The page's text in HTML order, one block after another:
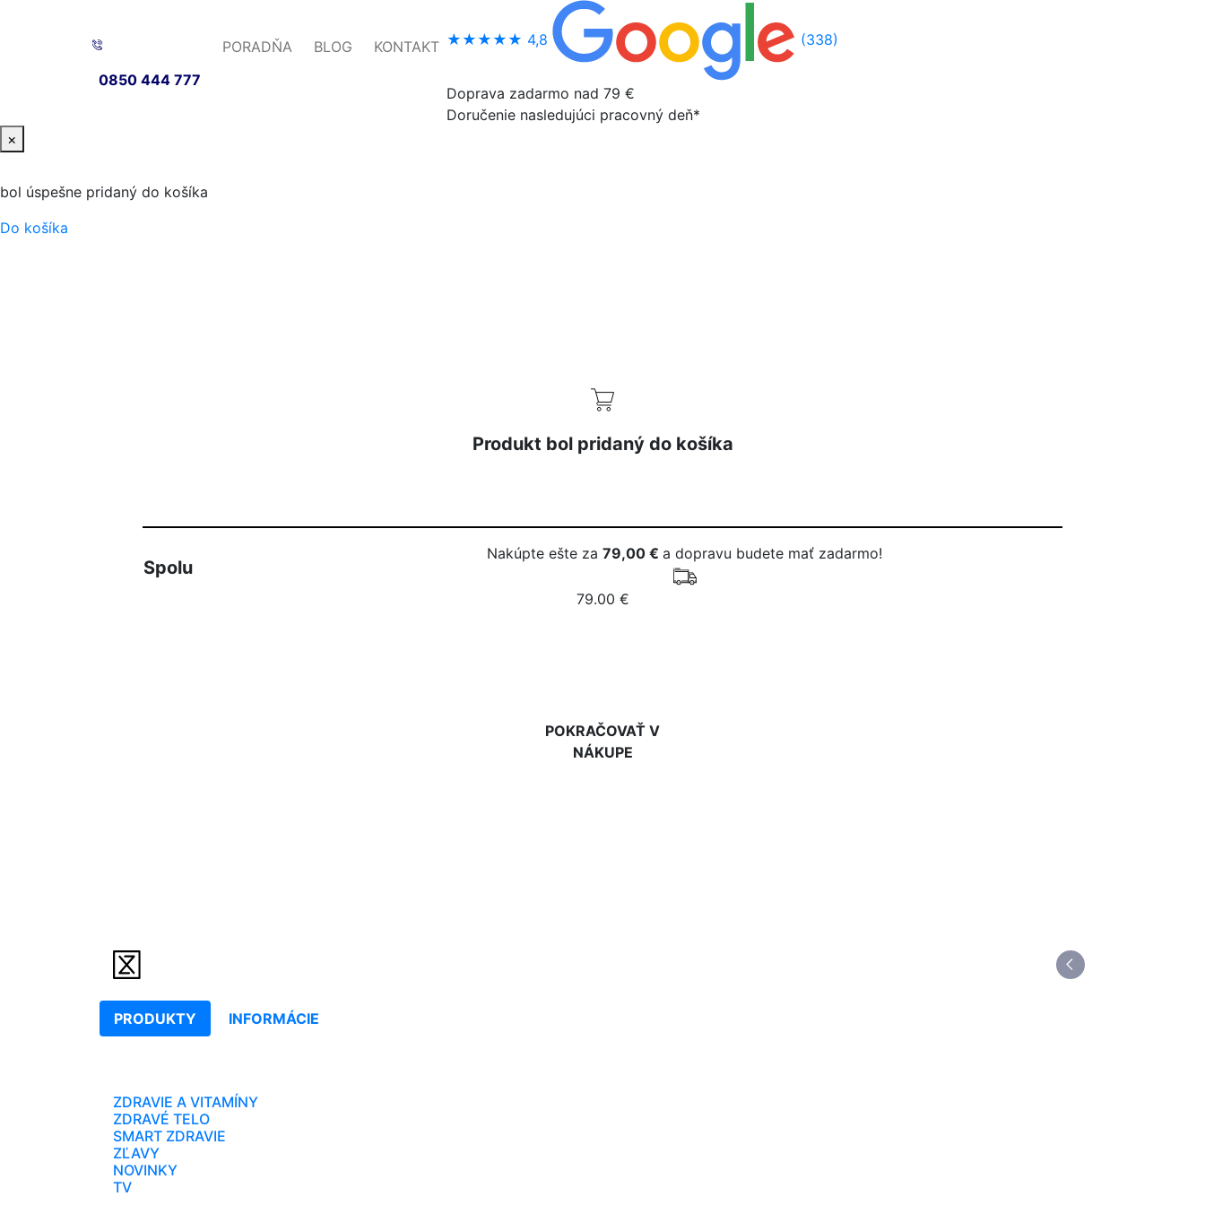
0850 444 777
PORADŇA BLOG KONTAKT ★★★★★ 4,8 (338)
Doprava zadarmo nad 79 €
Doručenie nasledujúci pracovný deň*
×
bol úspešne pridaný do košíka
Do košíka
Produkt bol pridaný do košíka
Spolu
Nakúpte ešte za 79,00 € a dopravu budete mať zadarmo!
79.00 €
POKRAČOVAŤ V
NÁKUPE
PRODUKTY INFORMÁCIE
ZDRAVIE A VITAMÍNY
ZDRAVÉ TELO
SMART ZDRAVIE
ZĽAVY
NOVINKY
TV